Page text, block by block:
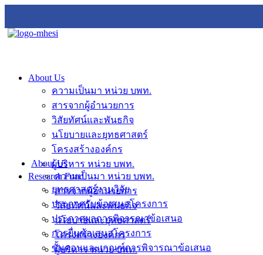
About Us
ความเป็นมา หน่วย บพท.
สารจากผู้อำนวยการ
วิสัยทัศน์และพันธกิจ
นโยบายและยุทธศาสตร์
โครงสร้างองค์กร
ผู้บริหาร หน่วย บพท.
About Us
ความเป็นมา หน่วย บพท.
สารจากผู้อำนวยการ
วิสัยทัศน์และพันธกิจ
นโยบายและยุทธศาสตร์
โครงสร้างองค์กร
ผู้บริหาร หน่วย บพท.
Research Fund
ยุทธศาสตร์งานวิจัย
ประกาศรับข้อเสนอโครงการ
ประกาศผลการพิจารณาข้อเสนอ
การยื่นข้อเสนอโครงการ
ขั้นตอนและเกณฑ์การพิจารณาข้อเสนอ